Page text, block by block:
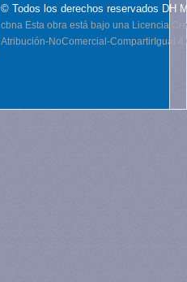
© Todos los derechos reservados DH
cbna Esta obra está bajo una Licencia
Atribución-NoComercial-CompartirIgual